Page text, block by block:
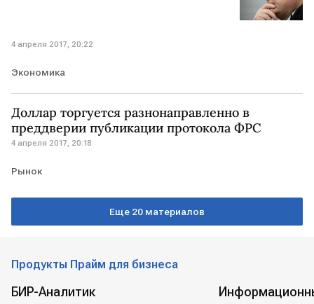
4 апреля 2017, 20:22
Экономика
Доллар торгуется разнонаправленно в
преддверии публикации протокола ФРС
4 апреля 2017, 20:18
Рынок
Еще 20 материалов
Продукты Прайм для бизнеса
БИР-Аналитик